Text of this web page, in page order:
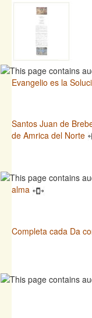
Evangelio es la
Santos Juan de
de Amrica del Norte
alma
Completa cada Da